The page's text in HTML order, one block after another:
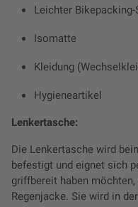
Leichter
Isomatte
Kleidung
Hygieneartikel
Lenkertasche:
Die Lenkertasche wird
befestigt und eignet sich
griffbereit haben
Regenjacke. Sie wird in